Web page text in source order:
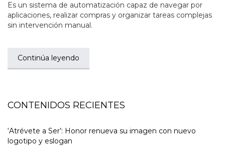
Es un sistema de automatización capaz de navegar por
aplicaciones, realizar compras y organizar tareas complejas
sin intervención manual.
Continúa leyendo
CONTENIDOS RECIENTES
‘Atrévete a Ser’: Honor renueva su imagen con nuevo
logotipo y eslogan